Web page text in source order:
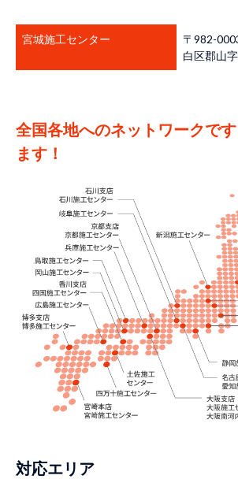
宮城施工センター
〒982-
白区郡山
全国各地へのネットワークで
ます！
対応エリア